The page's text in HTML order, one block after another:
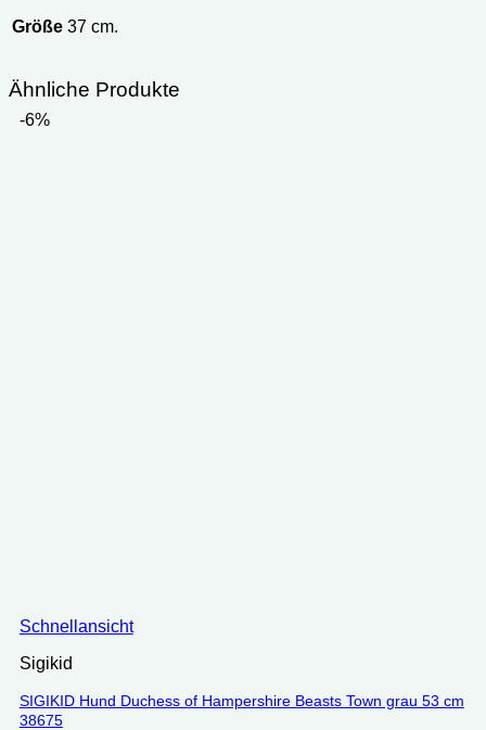
Größe 37 cm.
Ähnliche Produkte
-6%
Schnellansicht
Sigikid
SIGIKID Hund Duchess of Hampershire Beasts Town grau 53 cm
38675